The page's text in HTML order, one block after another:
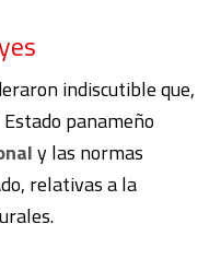
indiscutible que,
panameño
y las normas
relativas a la